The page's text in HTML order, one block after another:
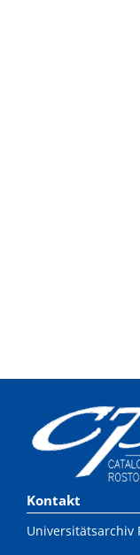
Kontakt
Universitätsarchiv